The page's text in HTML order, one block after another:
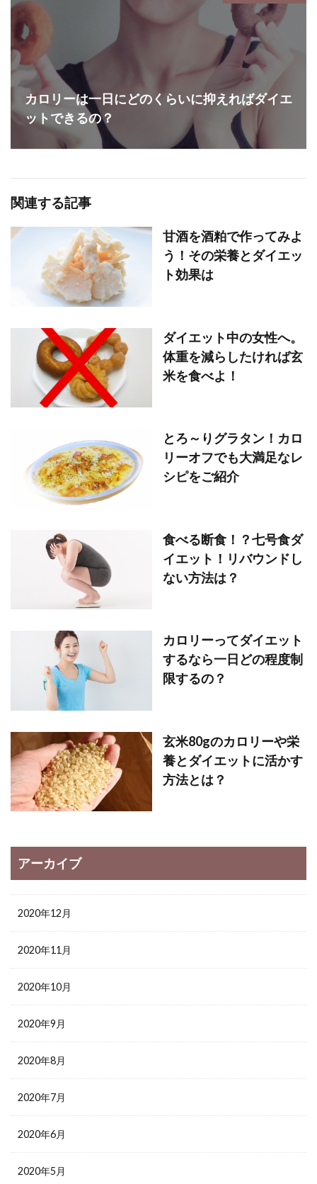
カロリーは一日にどのくらいに抑えればダイエ
ットできるの？
関連する記事
甘酒を酒粕で作ってみよ
う！その栄養とダイエッ
ト効果は
ダイエット中の女性へ。
体重を減らしたければ玄
米を食べよ！
とろ～りグラタン！カロ
リーオフでも大満足なレ
シピをご紹介
食べる断食！？七号食ダ
イエット！リバウンドし
ない方法は？
カロリーってダイエット
するなら一日どの程度制
限するの？
玄米80gのカロリーや栄
養とダイエットに活かす
方法とは？
アーカイブ
2020年12月
2020年11月
2020年10月
2020年9月
2020年8月
2020年7月
2020年6月
2020年5月